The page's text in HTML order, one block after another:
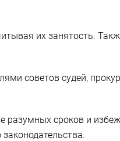
их занятость.
советов судей,
разумных сроков и